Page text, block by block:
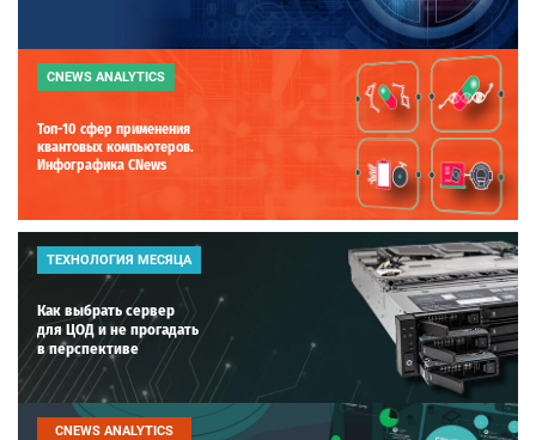
CNEWS ANALYTICS
Топ-10 сфер применения
квантовых компьютеров.
Инфографика CNews
ТЕХНОЛОГИЯ МЕСЯЦА
Как выбрать сервер
для ЦОД и не прогадать
в перспективе
CNEWS ANALYTICS